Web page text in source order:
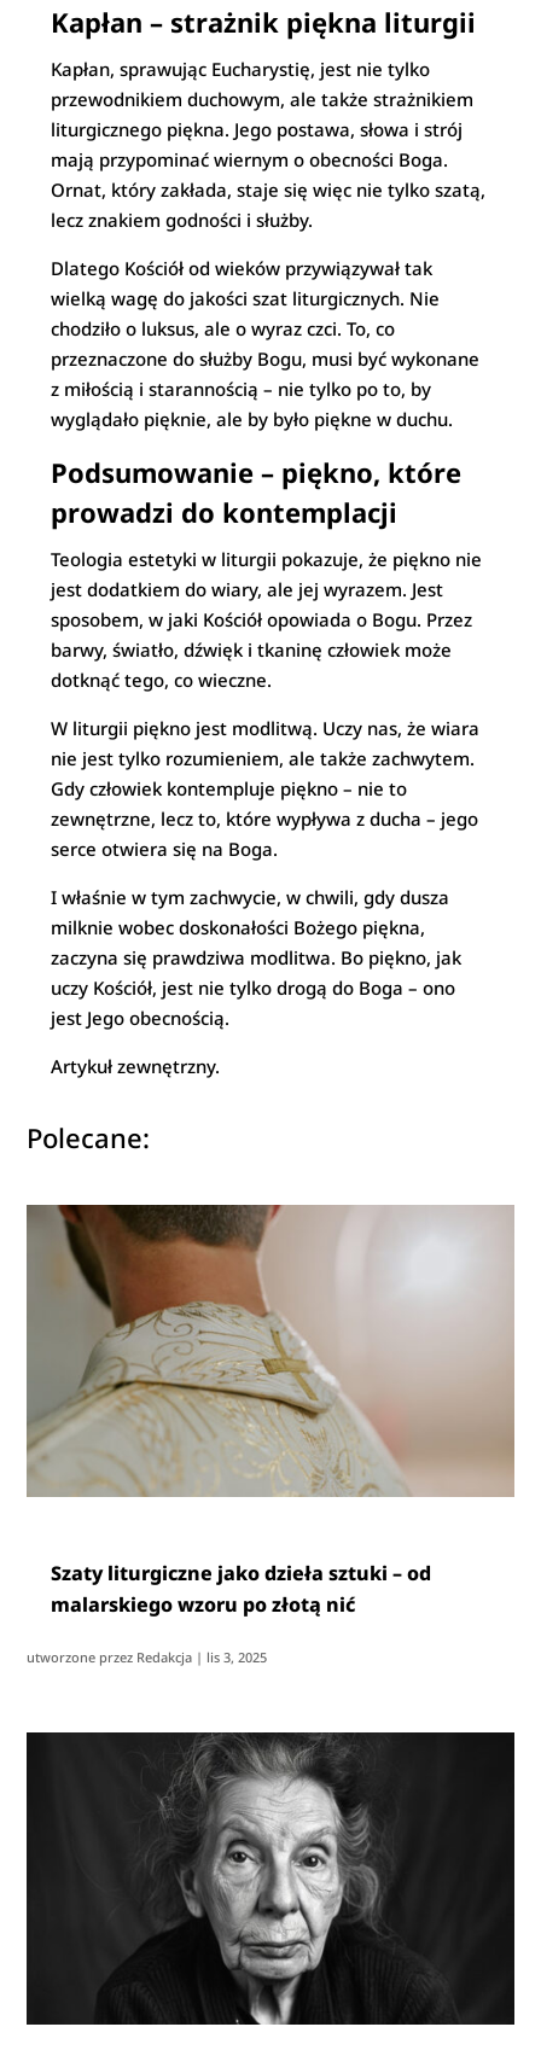
Kapłan – strażnik piękna liturgii
Kapłan, sprawując Eucharystię, jest nie tylko
przewodnikiem duchowym, ale także strażnikiem
liturgicznego piękna. Jego postawa, słowa i strój
mają przypominać wiernym o obecności Boga.
Ornat, który zakłada, staje się więc nie tylko szatą,
lecz znakiem godności i służby.
Dlatego Kościół od wieków przywiązywał tak
wielką wagę do jakości szat liturgicznych. Nie
chodziło o luksus, ale o wyraz czci. To, co
przeznaczone do służby Bogu, musi być wykonane
z miłością i starannością – nie tylko po to, by
wyglądało pięknie, ale by było piękne w duchu.
Podsumowanie – piękno, które
prowadzi do kontemplacji
Teologia estetyki w liturgii pokazuje, że piękno nie
jest dodatkiem do wiary, ale jej wyrazem. Jest
sposobem, w jaki Kościół opowiada o Bogu. Przez
barwy, światło, dźwięk i tkaninę człowiek może
dotknąć tego, co wieczne.
W liturgii piękno jest modlitwą. Uczy nas, że wiara
nie jest tylko rozumieniem, ale także zachwytem.
Gdy człowiek kontempluje piękno – nie to
zewnętrzne, lecz to, które wypływa z ducha – jego
serce otwiera się na Boga.
I właśnie w tym zachwycie, w chwili, gdy dusza
milknie wobec doskonałości Bożego piękna,
zaczyna się prawdziwa modlitwa. Bo piękno, jak
uczy Kościół, jest nie tylko drogą do Boga – ono
jest Jego obecnością.
Artykuł zewnętrzny.
Polecane:
Szaty liturgiczne jako dzieła sztuki – od
malarskiego wzoru po złotą nić
utworzone przez Redakcja | lis 3, 2025